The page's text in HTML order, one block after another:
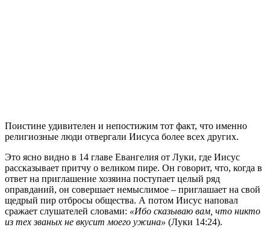
Поистине удивителен и непостижим тот факт, что именно
религиозные люди отвергали Иисуса более всех других.
Это ясно видно в 14 главе Евангелия от Луки, где Иисус
рассказывает притчу о великом пире. Он говорит, что, когда в
ответ на приглашение хозяина поступает целый ряд
оправданий, он совершает немыслимое – приглашает на свой
щедрый пир отбросы общества. А потом Иисус наповал
сражает слушателей словами: «Ибо сказываю вам, что никто
из тех званых не вкусит моего ужина» (Луки 14:24).